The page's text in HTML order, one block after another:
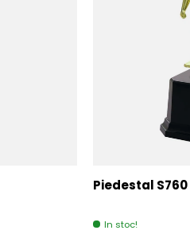
Piedestal S760
In stoc!